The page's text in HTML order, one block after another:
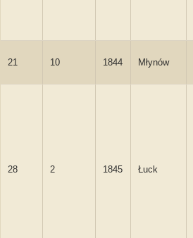
21 10 1844 Młynów
28 2 1845 Łuck